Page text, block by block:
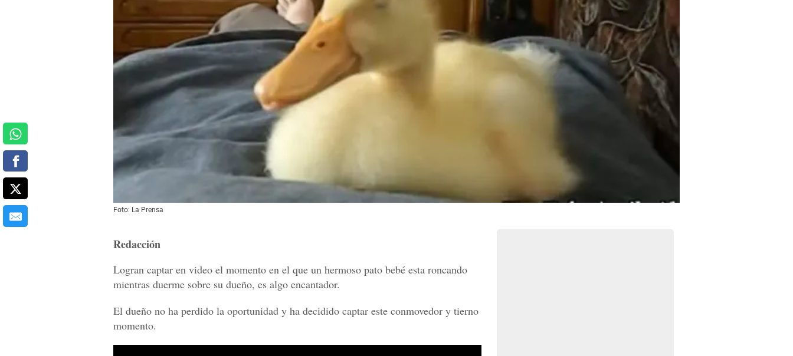
Foto: La Prensa
Redacción
Logran captar en video el momento en el que un hermoso pato bebé esta roncando
mientras duerme sobre su dueño, es algo encantador.
El dueño no ha perdido la oportunidad y ha decidido captar este conmovedor y tierno
momento.